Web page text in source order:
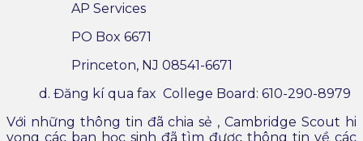
AP Services
PO Box 6671
Princeton, NJ 08541-6671
d. Đăng kí qua fax College Board: 610-290-8979
Với những thông tin đã chia sẻ , Cambridge Scout hi
vọng các bạn học sinh đã tìm được thông tin về các